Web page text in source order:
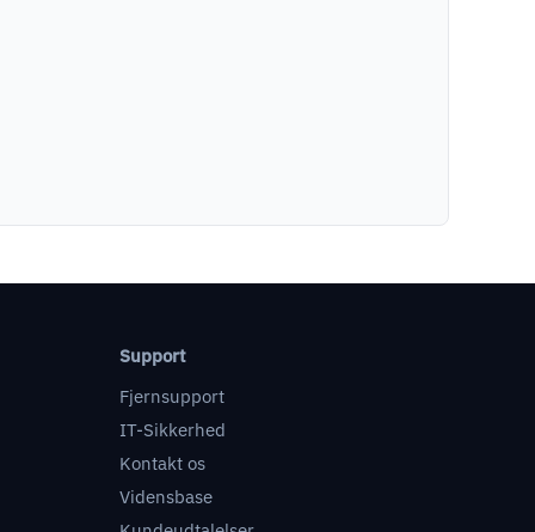
Support
Fjernsupport
IT-Sikkerhed
Kontakt os
Vidensbase